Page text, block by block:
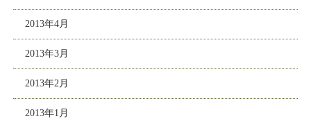
2013年4月
2013年3月
2013年2月
2013年1月